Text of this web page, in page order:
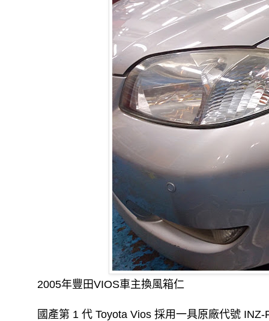
2005年豐田VIOS車主換風箱仁
國產第 1 代 Toyota Vios 採用一具原廠代號